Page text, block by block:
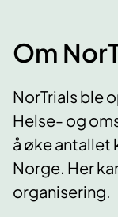
Om
NorTrials ble
Helse- og
å øke antallet
Norge. Her
organisering.